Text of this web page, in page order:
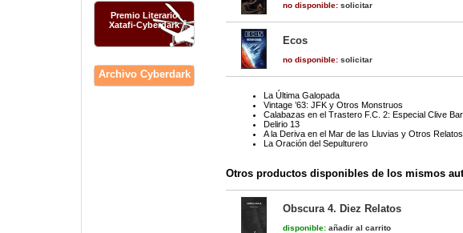
Premio Literario
Xatafi-Cyberdark
Archivo Cyberdark
no disponible: solicitar
Ecos
no disponible: solicitar
La Última Galopada
Vintage ’63: JFK y Otros Monstruos
Calabazas en el Trastero F.C. 2: Especial Clive
Delirio 13
A la Deriva en el Mar de las Lluvias y Otros Relatos
La Oración del Sepulturero
Otros productos disponibles de los mismos
Obscura 4. Diez Relatos
disponible: añadir al carrito